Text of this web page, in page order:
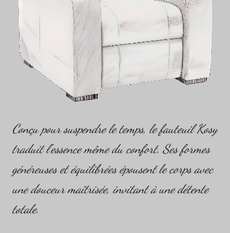
Conçu pour suspendre le temps, le fauteuil Kosy
traduit l'essence même du confort. Ses formes
généreuses et équilibrées épousent le corps avec
une douceur maîtrisée, invitant à une détente
totale.